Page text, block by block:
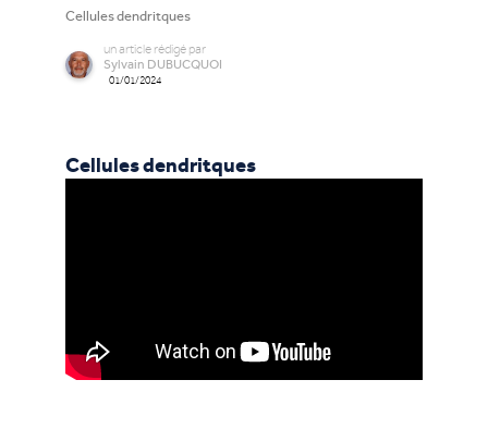
Cellules dendritques
unarticle rédigé par
Sylvain DUBUCQUOI
01/01/2024
Cellules dendritques